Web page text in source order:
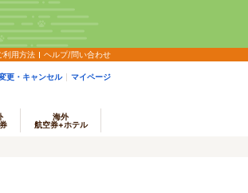
利用方法 ヘルプ/問い合わせ
更・キャンセル マイページ
海外
航空券+ホテル